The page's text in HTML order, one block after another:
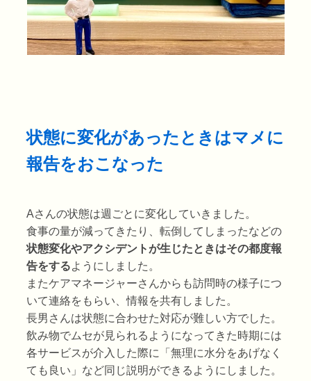
状態に変化があったときはマメに
報告をおこなった
Aさんの状態は週ごとに変化していきました。
食事の量が減ってきたり、転倒してしまったなどの
状態変化やアクシデントが生じたときはその都度報
告をするようにしました。
またケアマネージャーさんからも訪問時の様子につ
いて連絡をもらい、情報を共有しました。
長男さんは状態に合わせた対応が難しい方でした。
飲み物でムセが見られるようになってきた時期には
各サービスが介入した際に「無理に水分をあげなく
ても良い」など同じ説明ができるようにしました。